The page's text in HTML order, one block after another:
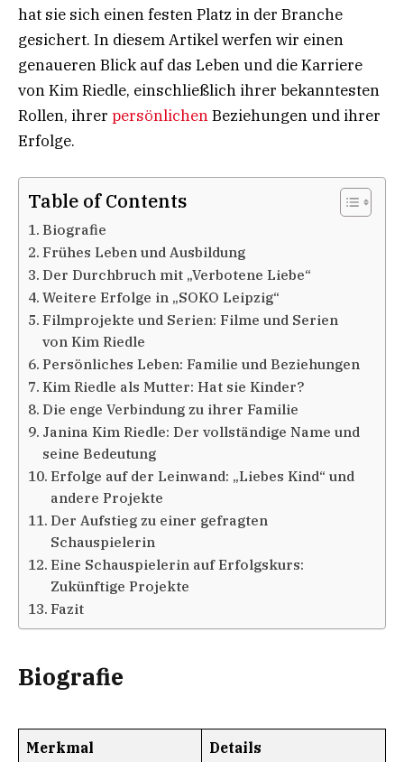
hat sie sich einen festen Platz in der Branche
gesichert. In diesem Artikel werfen wir einen
genaueren Blick auf das Leben und die Karriere
von Kim Riedle, einschließlich ihrer bekanntesten
Rollen, ihrer persönlichenBeziehungen und ihrer
Erfolge.
Table of Contents
Biografie
Frühes Leben und Ausbildung
Der Durchbruch mit „Verbotene Liebe“
Weitere Erfolge in „SOKO Leipzig“
Filmprojekte und Serien: Filme und Serien
von Kim Riedle
Persönliches Leben: Familie und Beziehungen
Kim Riedle als Mutter: Hat sie Kinder?
Die enge Verbindung zu ihrer Familie
Janina Kim Riedle: Der vollständige Name und
seine Bedeutung
Erfolge auf der Leinwand: „Liebes Kind“ und
andere Projekte
Der Aufstieg zu einer gefragten
Schauspielerin
Eine Schauspielerin auf Erfolgskurs:
Zukünftige Projekte
Fazit
Biografie
Merkmal Details